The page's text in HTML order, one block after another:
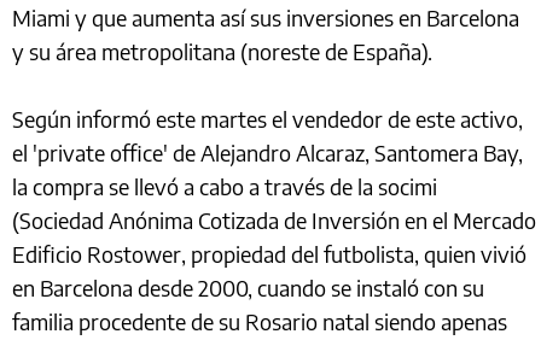
Miami y que aumenta así sus inversiones en Barcelona
y su área metropolitana (noreste de España).
Según informó este martes el vendedor de este activo,
el 'private office' de Alejandro Alcaraz, Santomera Bay,
la compra se llevó a cabo a través de la socimi
(Sociedad Anónima Cotizada de Inversión en el
Edificio Rostower, propiedad del futbolista, quien vivió
en Barcelona desde 2000, cuando se instaló con su
familia procedente de su Rosario natal siendo apenas